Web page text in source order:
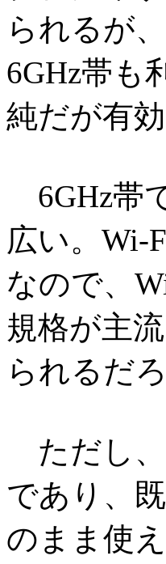
られるが
6GHz帯も
純だが有
6GHz帯
広い。Wi-
なので、
規格が主
られるだろ
ただし、
であり、
のまま使